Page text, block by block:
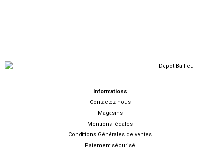
Informations
Contactez-nous
Magasins
Mentions légales
Conditions Générales de ventes
Paiement sécurisé